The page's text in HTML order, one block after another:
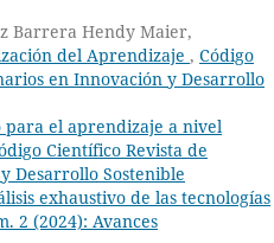
Barrera Hendy Maier,
del Aprendizaje , Código
en Innovación y Desarrollo
el aprendizaje a nivel
Científico Revista de
Desarrollo Sostenible
exhaustivo de las tecnologías
2 (2024): Avances